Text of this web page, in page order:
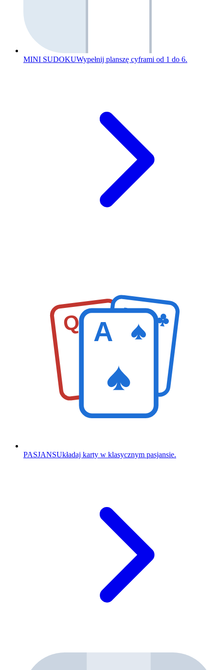
MINI SUDOKUWypełnij planszę cyframi od 1 do 6.
Q K
A
PASJANSUkładaj karty w klasycznym pasjansie.